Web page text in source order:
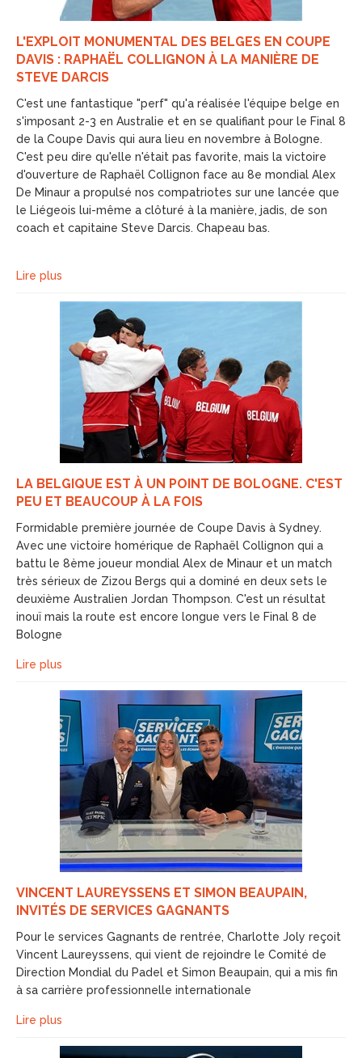
L'EXPLOIT MONUMENTAL DES BELGES EN COUPE
DAVIS : RAPHAËL COLLIGNON À LA MANIÈRE DE
STEVE DARCIS
C'est une fantastique "perf" qu'a réalisée l'équipe belge en
s'imposant 2-3 en Australie et en se qualifiant pour le Final 8
de la Coupe Davis qui aura lieu en novembre à Bologne.
C'est peu dire qu'elle n'était pas favorite, mais la victoire
d'ouverture de Raphaël Collignon face au 8e mondial Alex
De Minaur a propulsé nos compatriotes sur une lancée que
le Liégeois lui-même a clôturé à la manière, jadis, de son
coach et capitaine Steve Darcis. Chapeau bas.
Lire plus
LA BELGIQUE EST À UN POINT DE BOLOGNE. C'EST
PEU ET BEAUCOUP À LA FOIS
Formidable première journée de Coupe Davis à Sydney.
Avec une victoire homérique de Raphaël Collignon qui a
battu le 8ème joueur mondial Alex de Minaur et un match
très sérieux de Zizou Bergs qui a dominé en deux sets le
deuxième Australien Jordan Thompson. C'est un résultat
inouï mais la route est encore longue vers le Final 8 de
Bologne
Lire plus
VINCENT LAUREYSSENS ET SIMON BEAUPAIN,
INVITÉS DE SERVICES GAGNANTS
Pour le services Gagnants de rentrée, Charlotte Joly reçoit
Vincent Laureyssens, qui vient de rejoindre le Comité de
Direction Mondial du Padel et Simon Beaupain, qui a mis fin
à sa carrière professionnelle internationale
Lire plus